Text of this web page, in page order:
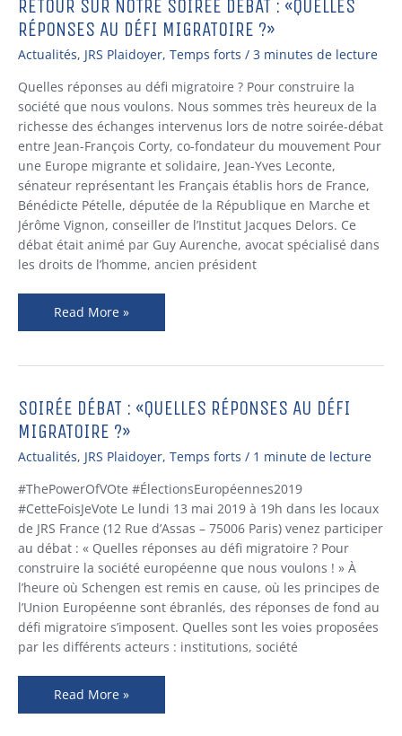
RETOUR SUR NOTRE SOIRÉE DÉBAT : «QUELLES
RÉPONSES AU DÉFI MIGRATOIRE ?»
Actualités, JRS Plaidoyer, Temps forts / 3 minutes de lecture
Quelles réponses au défi migratoire ? Pour construire la
société que nous voulons. Nous sommes très heureux de la
richesse des échanges intervenus lors de notre soirée-débat
entre Jean-François Corty, co-fondateur du mouvement Pour
une Europe migrante et solidaire, Jean-Yves Leconte,
sénateur représentant les Français établis hors de France,
Bénédicte Pételle, députée de la République en Marche et
Jérôme Vignon, conseiller de l’Institut Jacques Delors. Ce
débat était animé par Guy Aurenche, avocat spécialisé dans
les droits de l’homme, ancien président
RETOUR
SUR
SOIRÉE
DÉBAT
:
«QUELLES
RÉPONSES
AU
DÉFI
MIGRATOIRE
?»
Read More »
SOIRÉE DÉBAT : «QUELLES RÉPONSES AU DÉFI
MIGRATOIRE ?»
Actualités, JRS Plaidoyer, Temps forts / 1 minute de lecture
#ThePowerOfVOte #ÉlectionsEuropéennes2019
#CetteFoisJeVote Le lundi 13 mai 2019 à 19h dans les locaux
de JRS France (12 Rue d’Assas – 75006 Paris) venez participer
au débat : « Quelles réponses au défi migratoire ? Pour
construire la société européenne que nous voulons ! » À
l’heure où Schengen est remis en cause, où les principes de
l’Union Européenne sont ébranlés, des réponses de fond au
défi migratoire s’imposent. Quelles sont les voies proposées
par les différents acteurs : institutions, société
SOIRÉE
DÉBAT
«QUELLES
RÉPONSES
AU
DÉFI
MIGRATOIRE
?»
Read More »